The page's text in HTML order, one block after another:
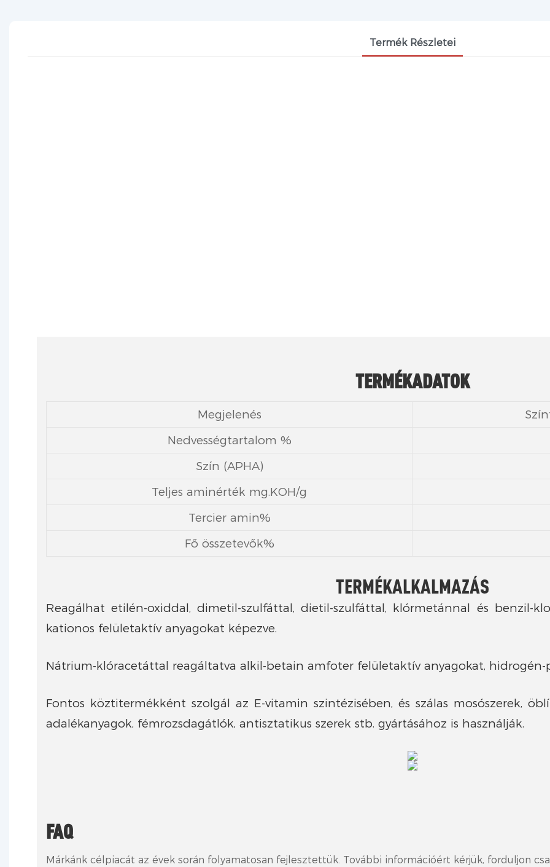
Termék Részletei
TERMÉKADATOK
Megjelenés
Nedvességtartalom %
Szín (APHA)
Teljes aminérték mg.KOH/g
Tercier amin%
Fő összetevők%
TERMÉKALKALMAZÁS
Reagálhat etilén-oxiddal, dimetil-szulfáttal, dietil-szulfáttal, klórmetánnal és benzil-
kationos felületaktív anyagokat képezve.
Nátrium-klóracetáttal reagáltatva alkil-betain amfoter felületaktív anyagokat,
Fontos köztitermékként szolgál az E-vitamin szintézisében, és szálas mosószerek,
adalékanyagok, fémrozsdagátlók, antisztatikus szerek stb. gyártásához is használják.
FAQ
Márkánk célpiacát az évek során folyamatosan fejlesztettük. További információért kérjük, forduljon